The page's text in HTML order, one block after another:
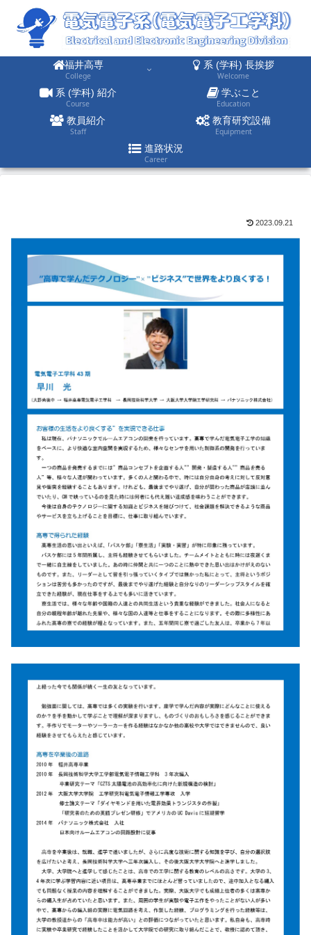
福井高専
College
系 (学科) 長挨拶
Welcome
系 (学科) 紹介
Course
学ぶこと
Education
教員紹介
Staff
教育研究設備
Equipment
進路状況
Career
2023.09.21